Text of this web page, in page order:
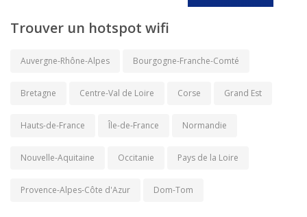
Trouver un hotspot wifi
Auvergne-Rhône-Alpes Bourgogne-Franche-Comté
Bretagne Centre-Val de Loire Corse Grand Est
Hauts-de-France Île-de-France Normandie
Nouvelle-Aquitaine Occitanie Pays de la Loire
Provence-Alpes-Côte d'Azur Dom-Tom